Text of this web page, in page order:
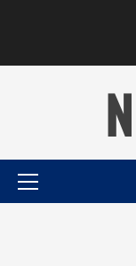
Primary